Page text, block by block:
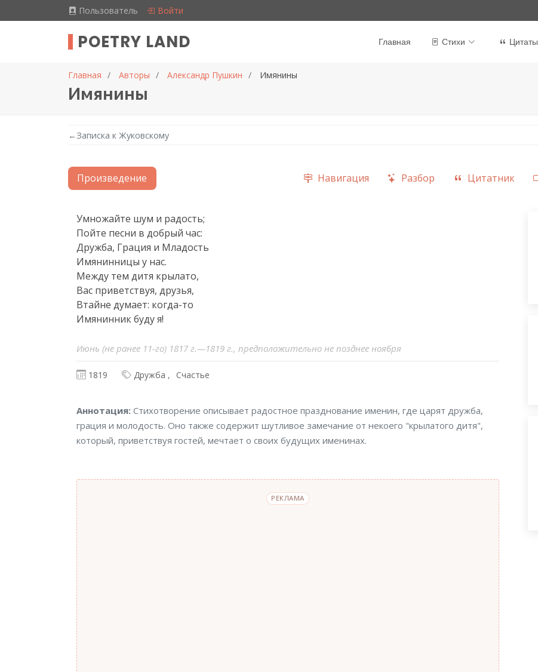
Пользователь Войти
POETRY LAND Главная Стихи Цитаты
Главная Авторы Александр Пушкин Имянины
Имянины
← Записка к Жуковскому
Произведение Навигация Разбор Цитатник
Текст произведения
Умножайте шум и радость;
Пойте песни в добрый час:
Дружба, Грация и Младость
Имянинницы у нас.
Между тем дитя крылато,
Вас приветствуя, друзья,
Втайне думает: когда-то
Имянинник буду я!
Июнь (не ранее 11-го) 1817 г.—1819 г., предположительно не позднее ноября
1819 Дружба Счастье
Аннотация
Аннотация:Стихотворение описывает радостное празднование именин, где царят дружба,
грация и молодость. Оно также содержит шутливое замечание от некоего "крылатого дитя",
который, приветствуя гостей, мечтает о своих будущих именинах.
РЕКЛАМА